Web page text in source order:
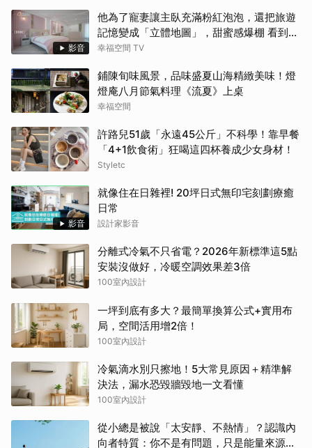
影音
他為了寵妻讓主臥充滿粉紅泡泡，還把旅遊
記憶變成「立體地圖」，甜蜜感爆棚 看到這
間誰不嫁？！
幸福空間 TV
鋪陳旬味風景，品味盛夏山海精緻美味！燈
燈庵八月節氣料理《流夏》上桌
幸福空間
許路兒51歲「永遠45公斤」不科學！靠早餐
「4+1飲食術」狂喝這四杯養成少女身材！
Styletc
影音
就像住在日雜裡! 20坪日式無印宅刻劃療癒
日常
設計家影音
分離式冷氣不只省電？2026年新標準這5點
安裝沒做好，冷暖空調效果差3倍
100室內設計
一坪到底有多大？最簡單換算公式+實用布
局，空間活用增2倍！
100室內設計
冷氣滴水別只擦地！5大常見原因＋精準解
決法，漏水恐毀牆毀地一文看懂
100室內設計
從小總是被說「太安靜、不熱情」？認識內
向者特質：你不是有問題，只是能量來源不